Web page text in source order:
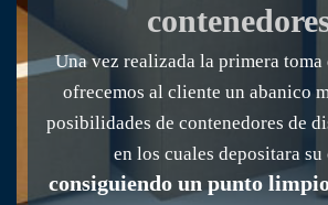
Una vez realizada la primera toma
ofrecemos al cliente un abanico
posibilidades de contenedores de
en los cuales depositara su
consiguiendo un punto